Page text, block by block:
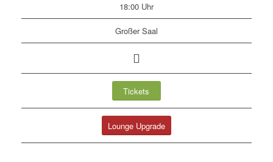
18:00 Uhr
Großer Saal
Tickets
Lounge Upgrade